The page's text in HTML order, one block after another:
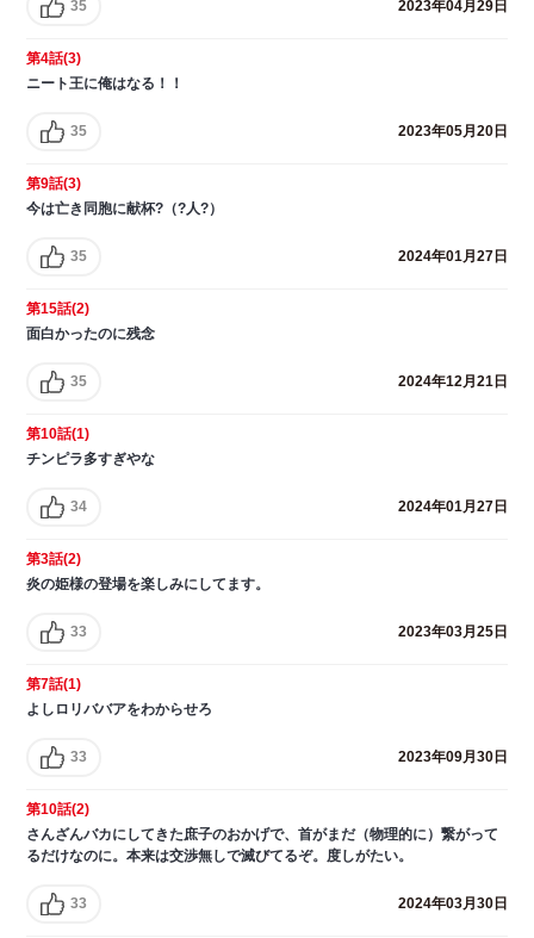
35 2023年04月29日
第4話(3)
ニート王に俺はなる！！
35 2023年05月20日
第9話(3)
今は亡き同胞に献杯?（?人?）
35 2024年01月27日
第15話(2)
面白かったのに残念
35 2024年12月21日
第10話(1)
チンピラ多すぎやな
34 2024年01月27日
第3話(2)
炎の姫様の登場を楽しみにしてます。
33 2023年03月25日
第7話(1)
よしロリババアをわからせろ
33 2023年09月30日
第10話(2)
さんざんバカにしてきた庶子のおかげで、首がまだ（物理的に）繋がって
るだけなのに。本来は交渉無しで滅びてるぞ。度しがたい。
33 2024年03月30日